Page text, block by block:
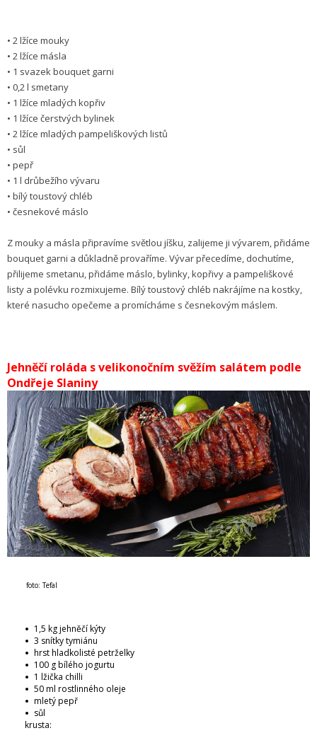
• 2 lžíce mouky
• 2 lžíce másla
• 1 svazek bouquet garni
• 0,2 l smetany
• 1 lžíce mladých kopřiv
• 1 lžíce čerstvých bylinek
• 2 lžíce mladých pampeliško­vých listů
• sůl
• pepř
• 1 l drů­be­ží­ho vývaru
• bílý toustový chléb
• česnekové máslo
Z mouky a másla připravíme světlou jíšku, zalijeme ji vývarem, přidáme
bouquet garni a důkladně provaříme. Vývar přecedíme, dochutíme,
přilijeme smetanu, přidáme máslo, bylinky, kopři­vy a pampeliškové
listy a polévku rozmixujeme. Bílý toustový chléb nakrájíme na kostky,
které nasucho opečeme a promícháme s česnekovým máslem.
Jehněčí roláda s velikonočním svěžím salátem podle
Ondřeje Slaniny
foto: Tefal
1,5 kg jehněčí kýty
3 snítky tymiánu
hrst hladkolisté petrželky
100 g bílého jogurtu
1 lžička chilli
50 ml rostlinného oleje
mletý pepř
sůl
krusta: